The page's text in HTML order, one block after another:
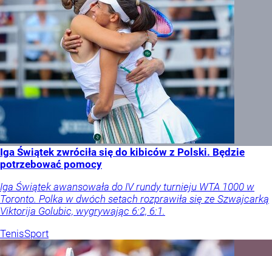
Iga Świątek zwróciła się do kibiców z Polski. Będzie
potrzebować pomocy
Iga Świątek awansowała do IV rundy turnieju WTA 1000 w
Toronto. Polka w dwóch setach rozprawiła się ze Szwajcarką
Viktorija Golubic, wygrywając 6:2, 6:1.
TenisSport